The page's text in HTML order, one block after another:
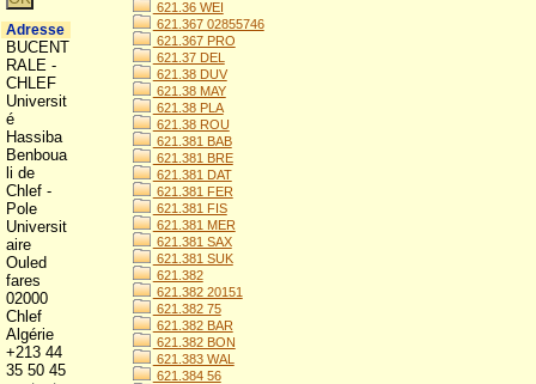
621.36 WEI
621.367 02855746
621.367 PRO
621.37 DEL
621.38 DUV
621.38 MAY
621.38 PLA
621.38 ROU
621.381 BAB
621.381 BRE
621.381 DAT
621.381 FER
621.381 FIS
621.381 MER
621.381 SAX
621.381 SUK
621.382
621.382 20151
621.382 75
621.382 BAR
621.382 BON
621.383 WAL
621.384 56
Adresse
BUCENT
RALE -
CHLEF
Universit
é
Hassiba
Benboua
li de
Chlef -
Pole
Universit
aire
Ouled
fares
02000
Chlef
Algérie
+213 44
35 50 45